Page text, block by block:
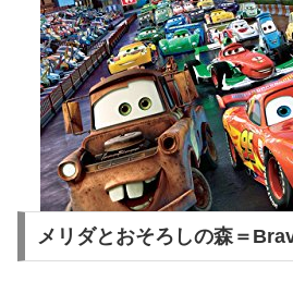
メリダとおそろしの森＝